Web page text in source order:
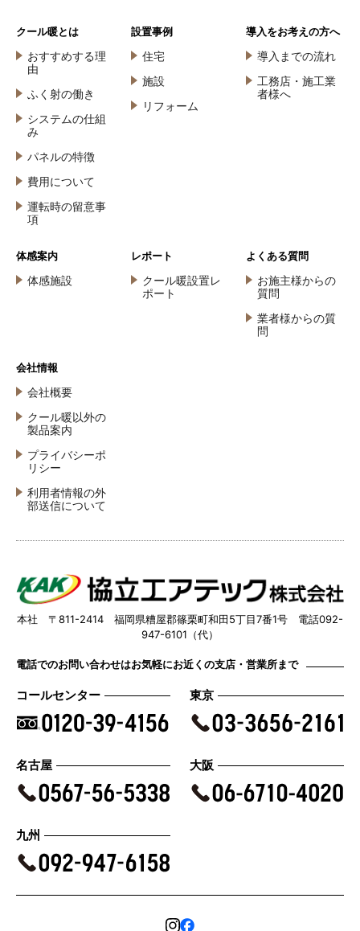
クール暖とは
おすすめする理
由
ふく射の働き
システムの仕組
み
パネルの特徴
費用について
運転時の留意事
項
設置事例
住宅
施設
リフォーム
導入をお考えの方へ
導入までの流れ
工務店・施工業
者様へ
体感案内
体感施設
レポート
クール暖設置レ
ポート
よくある質問
お施主様からの
質問
業者様からの質
問
会社情報
会社概要
クール暖以外の
製品案内
プライバシーポ
リシー
利用者情報の外
部送信について
本社 〒811-2414 福岡県糟屋郡篠栗町和田5丁目7番1号 電話092-
947-6101（代）
電話でのお問い合わせはお気軽にお近くの支店・営業所まで
コールセンター 東京
名古屋 大阪
九州